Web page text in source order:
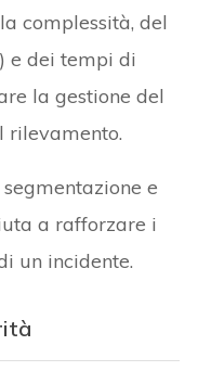
complessità, del
e dei tempi di
la gestione del
rilevamento.
e
a rafforzare i
un incidente.